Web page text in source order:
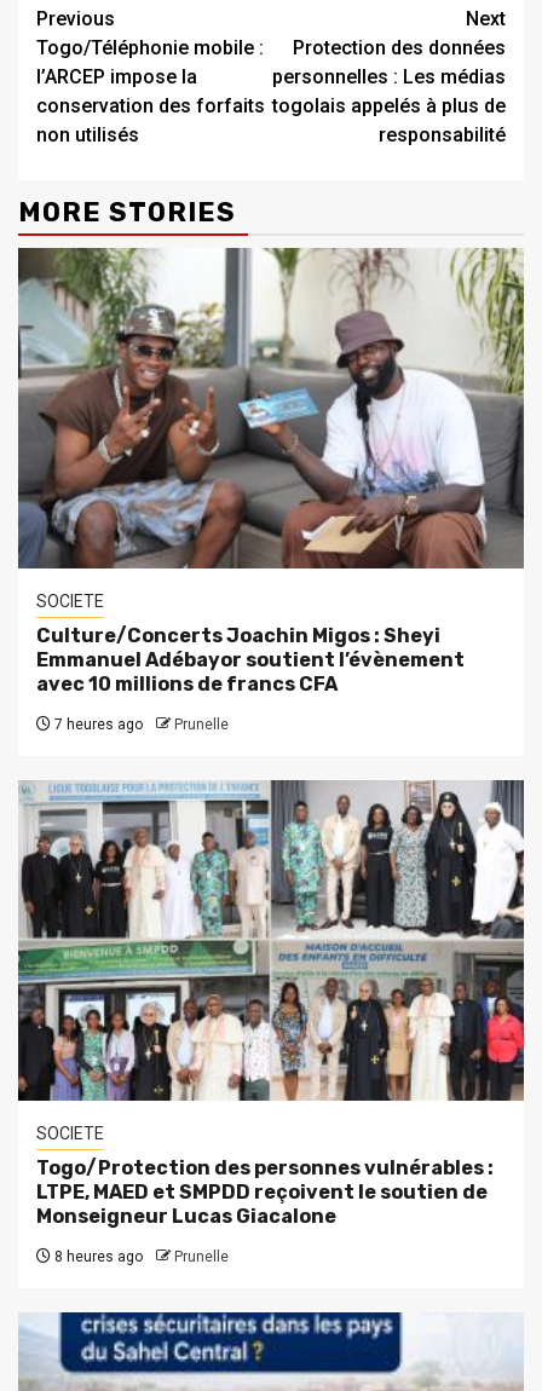
Continue
Reading
Previous
Togo/Téléphonie mobile :
l’ARCEP impose la
conservation des forfaits
non utilisés
Next
Protection des données
personnelles : Les médias
togolais appelés à plus de
responsabilité
MORE STORIES
SOCIETE
Culture/Concerts Joachin Migos : Sheyi
Emmanuel Adébayor soutient l’évènement
avec 10 millions de francs CFA
7 heures ago Prunelle
SOCIETE
Togo/Protection des personnes vulnérables :
LTPE, MAED et SMPDD reçoivent le soutien de
Monseigneur Lucas Giacalone
8 heures ago Prunelle